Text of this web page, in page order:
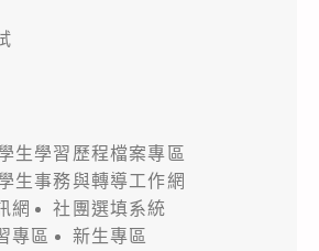
生學習歷程檔案專區
生事務與轉導工作網
網
社團選填系統
專區
新生專區